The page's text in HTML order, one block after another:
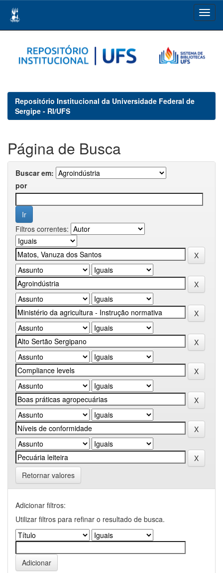
navigation
Repositório Institucional da Universidade Federal de
Sergipe - RI/UFS
Página de Busca
Buscar em:
por
Filtros correntes:
Retornar valores
Adicionar filtros:
Utilizar filtros para refinar o resultado de busca.